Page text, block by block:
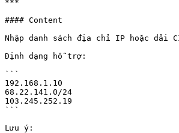
***
#### Content
Nhập danh sách địa chỉ IP hoặc dải
Định dạng hỗ trợ:
```
192.168.1.10
68.22.141.0/24
103.245.252.19
```
Lưu ý: